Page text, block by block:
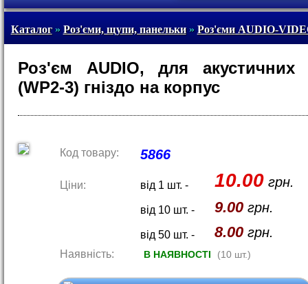
Каталог» Роз'єми, щупи, панельки» Роз'єми AUDIO-
Роз'єм AUDIO, для акустичних
(WP2-3) гніздо на корпус
Код товару: 5866
Ціни: від 1 шт. - 10.00грн.
від 10 шт. - 9.00грн.
від 50 шт. - 8.00грн.
Наявність: В НАЯВНОСТІ (10 шт.)